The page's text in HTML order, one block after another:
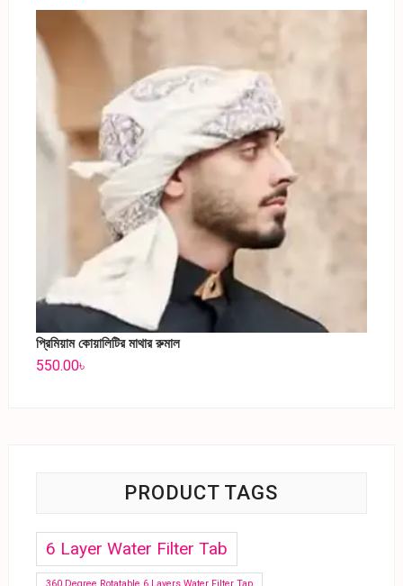
প্রিমিয়াম কোয়ালিটির মাথার রুমাল
550.00৳
PRODUCT TAGS
6 Layer Water Filter Tab